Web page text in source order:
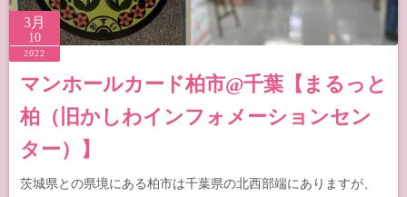
3月
10
2022
マンホールカード柏市@千葉【まるっと
柏（旧かしわインフォメーションセン
ター）】
茨城県との県境にある柏市は千葉県の北西部端にありますが、